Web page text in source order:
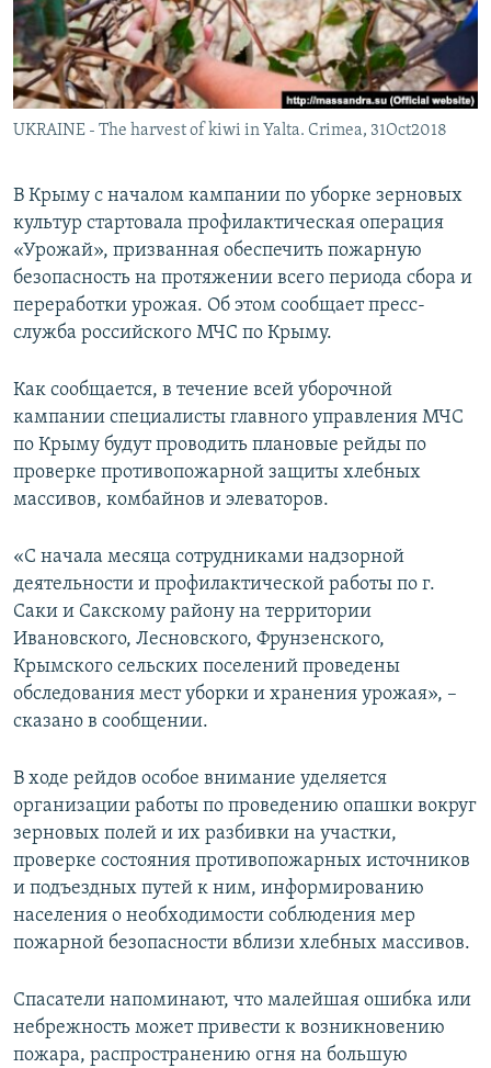
ПОБЕДИТЕЛЕЙ НЕ СУДЯТ?
КРЫМ.НЕПОКОРЕННЫЙ
ELIFBE
УКРАИНСКАЯ ПРОБЛЕМА КРЫМА
ПРИСОЕДИНЯЙТЕСЬ!
UKRAINE - The harvest of kiwi in Yalta. Crimea, 31Oct2018
В Крыму с началом кампании по уборке зерновых
культур стартовала профилактическая операция
«Урожай», призванная обеспечить пожарную
безопасность на протяжении всего периода сбора и
переработки урожая. Об этом сообщает пресс-
служба российского МЧС по Крыму.
Как сообщается, в течение всей уборочной
кампании специалисты главного управления МЧС
по Крыму будут проводить плановые рейды по
проверке противопожарной защиты хлебных
массивов, комбайнов и элеваторов.
«С начала месяца сотрудниками надзорной
деятельности и профилактической работы по г.
Саки и Сакскому району на территории
Ивановского, Лесновского, Фрунзенского,
Крымского сельских поселений проведены
обследования мест уборки и хранения урожая», –
сказано в сообщении.
В ходе рейдов особое внимание уделяется
организации работы по проведению опашки вокруг
зерновых полей и их разбивки на участки,
проверке состояния противопожарных источников
и подъездных путей к ним, информированию
населения о необходимости соблюдения мер
пожарной безопасности вблизи хлебных массивов.
Спасатели напоминают, что малейшая ошибка или
небрежность может привести к возникновению
пожара, распространению огня на большую